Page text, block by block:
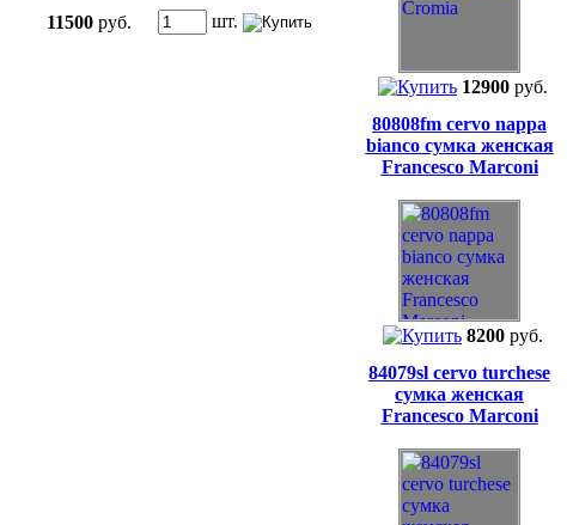
11500 руб. шт.
12900 руб.
80808fm cervo nappa
bianco сумка женская
Francesco Marconi
8200 руб.
84079sl cervo turchese
сумка женская
Francesco Marconi